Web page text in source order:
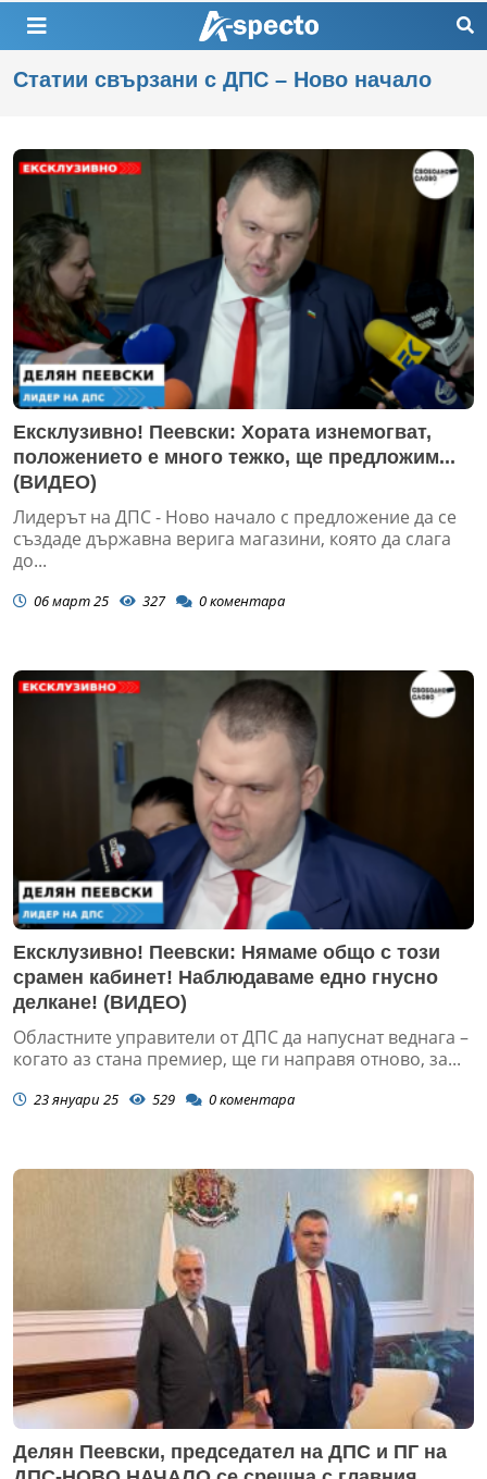
Статии свързани с ДПС – Ново начало
Ексклузивно! Пеевски: Хората изнемогват,
положението е много тежко, ще предложим...
(ВИДЕО)
Лидерът на ДПС - Ново начало с предложение да се
създаде държавна верига магазини, която да слага
до...
06 март 25 327 0коментара
Ексклузивно! Пеевски: Нямаме общо с този
срамен кабинет! Наблюдаваме едно гнусно
делкане! (ВИДЕО)
Областните управители от ДПС да напуснат веднага –
когато аз стана премиер, ще ги направя отново, за...
23 януари 25 529 0коментара
Делян Пеевски, председател на ДПС и ПГ на